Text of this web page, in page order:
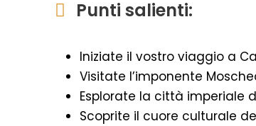
Punti salienti:
Iniziate il vostro viaggio a
Visitate l’imponente
Esplorate la città imperiale
Scoprite il cuore culturale